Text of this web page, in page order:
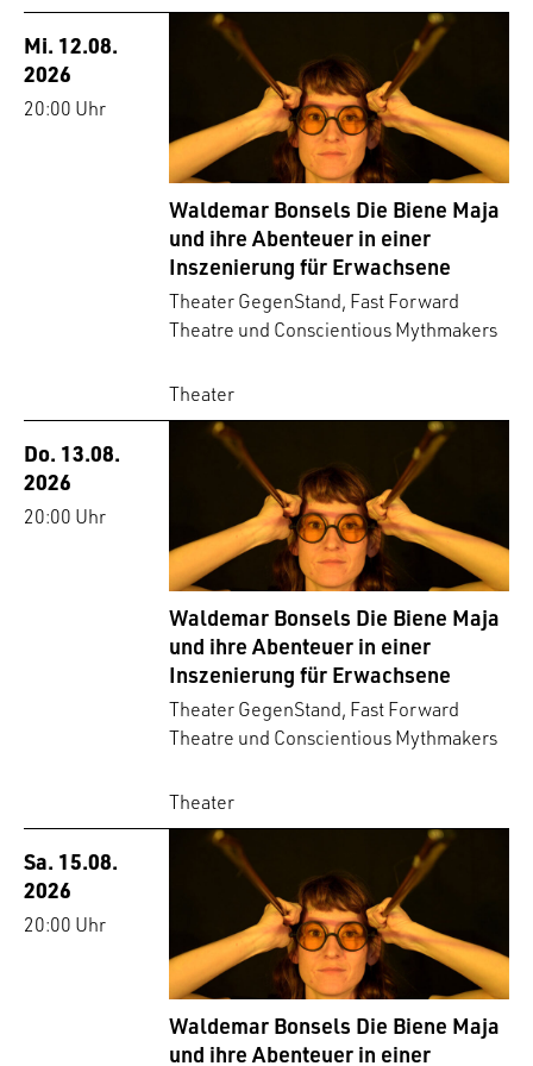
Mi. 12.08.
2026
20:00 Uhr
Waldemar Bonsels Die Biene Maja
und ihre Abenteuer in einer
Inszenierung für Erwachsene
Theater GegenStand, Fast Forward
Theatre und Conscientious Mythmakers
Theater
Do. 13.08.
2026
20:00 Uhr
Waldemar Bonsels Die Biene Maja
und ihre Abenteuer in einer
Inszenierung für Erwachsene
Theater GegenStand, Fast Forward
Theatre und Conscientious Mythmakers
Theater
Sa. 15.08.
2026
20:00 Uhr
Waldemar Bonsels Die Biene Maja
und ihre Abenteuer in einer